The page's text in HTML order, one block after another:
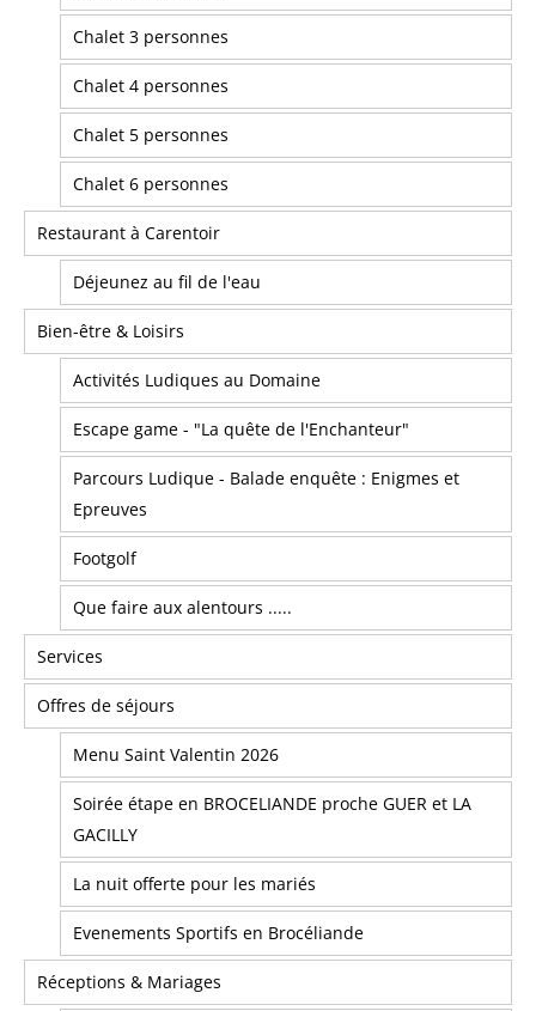
Chalet 3 personnes
Chalet 4 personnes
Chalet 5 personnes
Chalet 6 personnes
Restaurant à Carentoir
Déjeunez au fil de l'eau
Bien-être & Loisirs
Activités Ludiques au Domaine
Escape game - "La quête de l'Enchanteur"
Parcours Ludique - Balade enquête : Enigmes et
Epreuves
Footgolf
Que faire aux alentours .....
Services
Offres de séjours
Menu Saint Valentin 2026
Soirée étape en BROCELIANDE proche GUER et LA
GACILLY
La nuit offerte pour les mariés
Evenements Sportifs en Brocéliande
Réceptions & Mariages